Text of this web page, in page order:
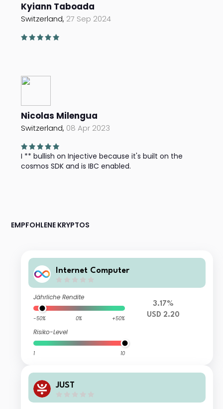
Kyiann Taboada
Switzerland, 27 Sep 2024
Nicolas Milengua
Switzerland, 08 Apr 2023
I ** bullish on Injective because it's built on the
cosmos SDK and is IBC enabled.
EMPFOHLENE KRYPTOS
Internet Computer
Jährliche Rendite
-50% 0% +50%
Risiko-Level
1 10
3.17%
USD 2.20
JUST